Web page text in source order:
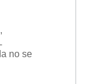
no se